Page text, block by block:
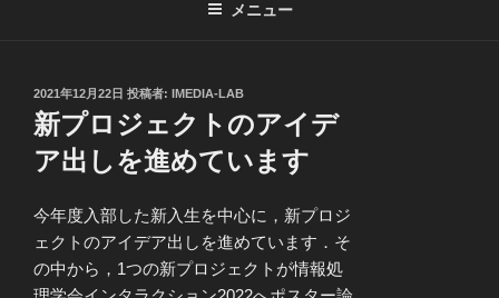
メニュー
投
稿
日:
2021年12月22日 投稿者: IMEDIA-LAB
新プロジェクトのアイデ
ア出しを進めています
今年度入部した新入生を中心に，新プロジ
ェクトのアイデア出しを進めています．そ
の中から，1つの新プロジェクトが情報処